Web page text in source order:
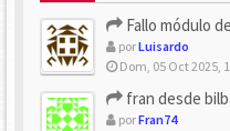
Fallo módulo
porLuisardo
Dom, 05 Oct 2025,
fran desde
porFran74